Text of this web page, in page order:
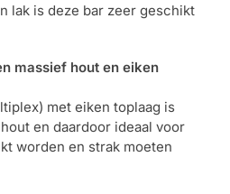
lak is deze bar zeer geschikt
massief hout en eiken
met eiken toplaag is
en daardoor ideaal voor
worden en strak moeten